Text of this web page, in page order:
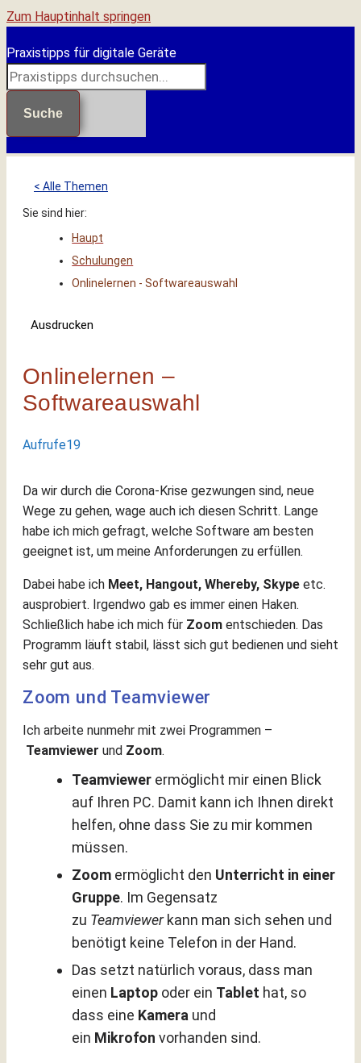
Zum Hauptinhalt springen
Praxistipps für digitale Geräte
Suche
< Alle Themen
Sie sind hier:
Haupt
Schulungen
Onlinelernen - Softwareauswahl
Ausdrucken
Onlinelernen –
Softwareauswahl
Aufrufe19
Da wir durch die Corona-Krise gezwungen sind, neue
Wege zu gehen, wage auch ich diesen Schritt. Lange
habe ich mich gefragt, welche Software am besten
geeignet ist, um meine Anforderungen zu erfüllen.
Dabei habe ich Meet, Hangout, Whereby, Skype etc.
ausprobiert. Irgendwo gab es immer einen Haken.
Schließlich habe ich mich für Zoom entschieden. Das
Programm läuft stabil, lässt sich gut bedienen und sieht
sehr gut aus.
Zoom und Teamviewer
Ich arbeite nunmehr mit zwei Programmen –
Teamviewer und Zoom.
Teamviewer ermöglicht mir einen Blick
auf Ihren PC. Damit kann ich Ihnen direkt
helfen, ohne dass Sie zu mir kommen
müssen.
Zoom ermöglicht den Unterricht in einer
Gruppe. Im Gegensatz
zu Teamviewer kann man sich sehen und
benötigt keine Telefon in der Hand.
Das setzt natürlich voraus, dass man
einen Laptop oder ein Tablet hat, so
dass eine Kamera und
ein Mikrofon vorhanden sind.